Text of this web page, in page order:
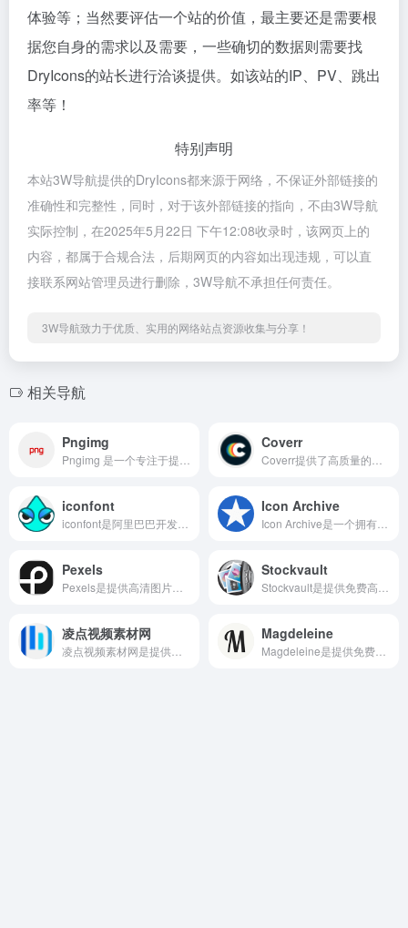
体验等；当然要评估一个站的价值，最主要还是需要根
据您自身的需求以及需要，一些确切的数据则需要找
DryIcons的站长进行洽谈提供。如该站的IP、PV、跳出
率等！
特别声明
本站3W导航提供的DryIcons都来源于网络，不保证外部链接的
准确性和完整性，同时，对于该外部链接的指向，不由3W导航
实际控制，在2025年5月22日 下午12:08收录时，该网页上的
内容，都属于合规合法，后期网页的内容如出现违规，可以直
接联系网站管理员进行删除，3W导航不承担任何责任。
3W导航致力于优质、实用的网络站点资源收集与分享！
相关导航
Pngimg Coverr
iconfont Icon Archive
Pexels Stockvault
凌点视频素材网 Magdeleine